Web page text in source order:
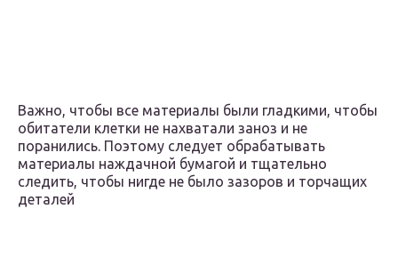
Важно, чтобы все материалы были гладкими, чтобы
обитатели клетки не нахватали заноз и не
поранились. Поэтому следует обрабатывать
материалы наждачной бумагой и тщательно
следить, чтобы нигде не было зазоров и торчащих
деталей